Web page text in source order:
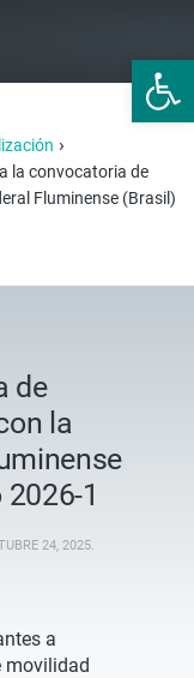
Abrir
›
la convocatoria de
Fluminense (Brasil)
de
la
1
24, 2025.
a
movilidad